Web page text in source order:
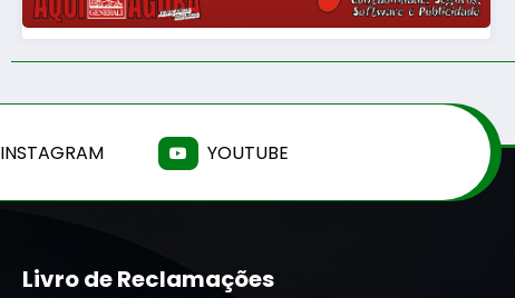
INSTAGRAM YOUTUBE
Livro de Reclamações